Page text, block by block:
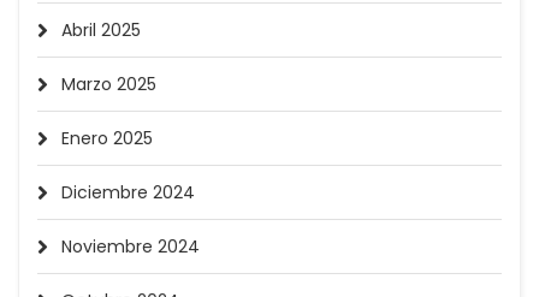
Abril 2025
Marzo 2025
Enero 2025
Diciembre 2024
Noviembre 2024